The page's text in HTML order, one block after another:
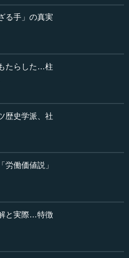
し見たオーストリア学派は非
か、「大恐慌を機に潰れるべき
でした。ただ一面、マルクス主
価がとても難しい人たちで、
そうです。「市場経済の重要
説明していて、古典派的な発想
企業家や市場が知識を発見する
を非常に強調します。シュンペ
り入れられていて、非常に大事
そもそも計画経済をできるの
全部が国営ということは、価格
。もちろん国が価格を定めるこ
、価格が決まっていない状態を
てしまう）とどうなるか。
る手」の真実
たらした…柱
歴史学派、社
働価値説」
と実際…特徴